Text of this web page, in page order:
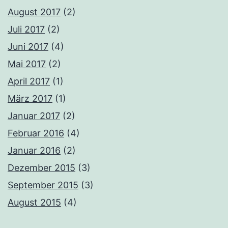
August 2017 (2)
Juli 2017 (2)
Juni 2017 (4)
Mai 2017 (2)
April 2017 (1)
März 2017 (1)
Januar 2017 (2)
Februar 2016 (4)
Januar 2016 (2)
Dezember 2015 (3)
September 2015 (3)
August 2015 (4)